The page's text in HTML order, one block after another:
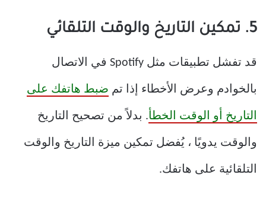
5. تمكين التاريخ والوقت التلقائي
قد تفشل تطبيقات مثل Spotify في الاتصال
بالخوادم وعرض الأخطاء إذا تم ضبط هاتفك على
التاريخ أو الوقت الخطأ. بدلاً من تصحيح التاريخ
والوقت يدويًا ، يُفضل تمكين ميزة التاريخ والوقت
التلقائية على هاتفك.